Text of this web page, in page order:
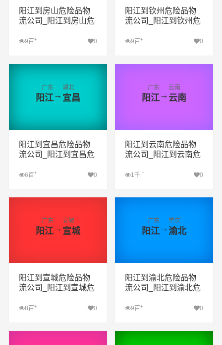
阳江到房山危险品物
流公司_阳江到房山危
房山危险品专线
9百 + 0
查看详细
阳江到钦州危险品物
流公司_阳江到钦州危
钦州危险品专线
9百+ 0
查看详细
广东
阳江→
湖北
宜昌
阳江到宜昌危险品物
流公司_阳江到宜昌危
宜昌危险品专线
6百+ 0
查看详细
广东
阳江→
云南
云南
阳江到云南危险品物
流公司_阳江到云南危
云南危险品专线
1千+ 0
查看详细
广东
阳江→
安徽
宣城
阳江到宣城危险品物
流公司_阳江到宣城危
宣城危险品专线
8百 + 0
查看详细
广东
阳江→
重庆
渝北
阳江到渝北危险品物
流公司_阳江到渝北危
渝北危险品专线
9百+ 0
查看详细